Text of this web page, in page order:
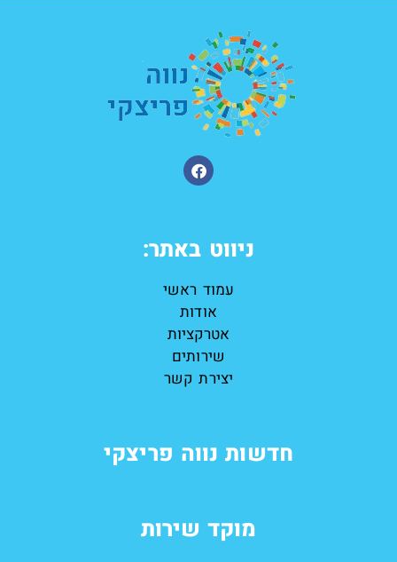
ניווט באתר:
עמוד ראשי
אודות
אטרקציות
שירותים
יצירת קשר
חדשות נווה פריצקי
מוקד שירות